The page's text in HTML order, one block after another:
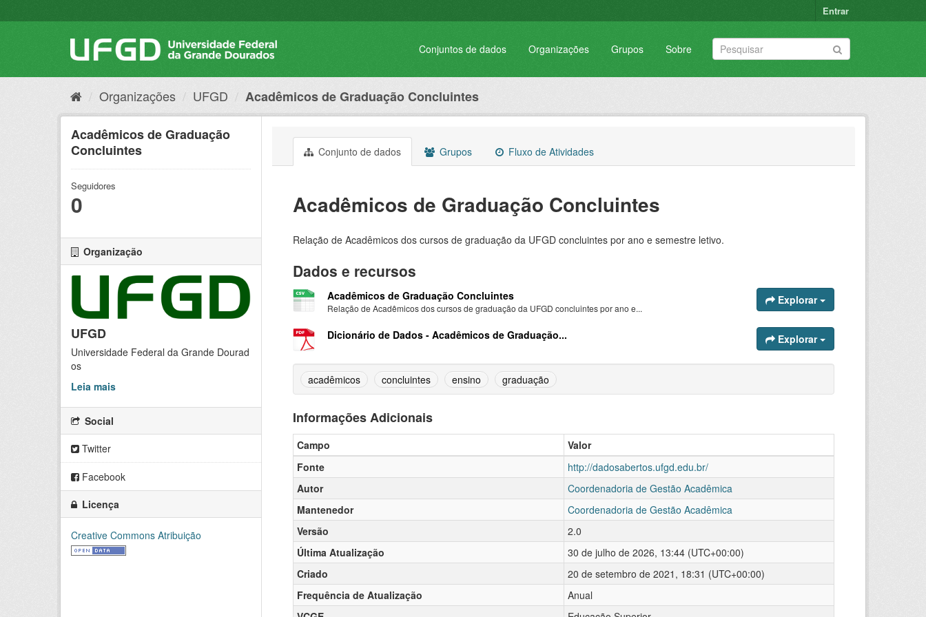
para
Entrar
Conjuntos de dados Organizações Grupos Sobre
Organizações UFGD Acadêmicos de Graduação Concluintes
Acadêmicos de Graduação
Concluintes
Seguidores
0
Organização
UFGD
Universidade Federal da Grande Dourad
os
Leia mais
Social
Twitter
Facebook
Licença
Creative Commons Atribuição
Conjunto de dados Grupos Fluxo de Atividades
Acadêmicos de Graduação Concluintes
Relação de Acadêmicos dos cursos de graduação da UFGD concluintes por ano e semestre letivo.
Dados e recursos
Acadêmicos de Graduação Concluintes
Relação de Acadêmicos dos cursos de graduação da UFGD concluintes por ano e...
Explorar
Dicionário de Dados - Acadêmicos de Graduação... Explorar
acadêmicos concluintes ensino graduação
Informações Adicionais
Campo
Valor
Fonte
http://dadosabertos.ufgd.edu.br/
Autor
Coordenadoria de Gestão Acadêmica
Mantenedor
Coordenadoria de Gestão Acadêmica
Versão
2.0
Última Atualização
30 de julho de 2026, 13:44 (UTC+00:00)
Criado
20 de setembro de 2021, 18:31 (UTC+00:00)
Frequência de Atualização
Anual